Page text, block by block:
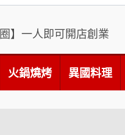
】一人即可開店創業
火鍋燒烤 異國料理